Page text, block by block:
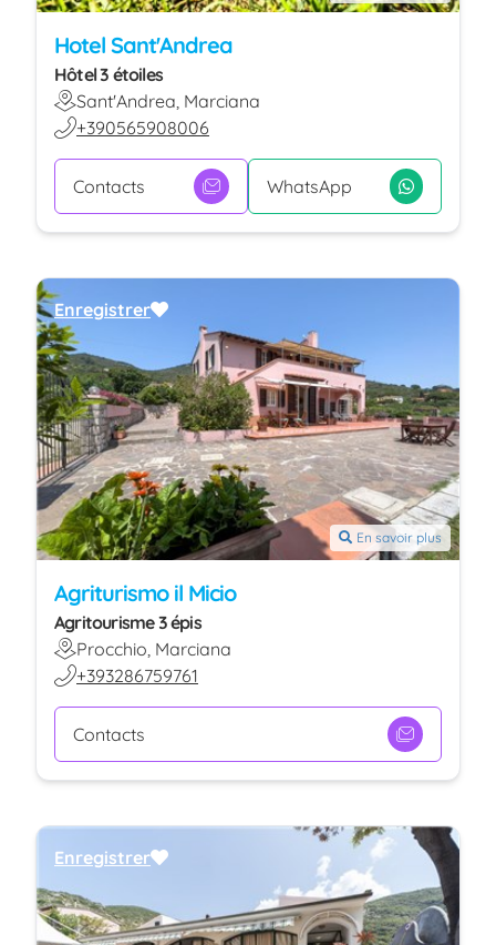
Hotel Sant'Andrea
Hôtel 3 étoiles
Sant'Andrea, Marciana
+390565908006
Contacts WhatsApp
En savoir plus
Agriturismo il Micio
Agritourisme 3 épis
Procchio, Marciana
+393286759761
Contacts
Enregistrer
Enregistrer